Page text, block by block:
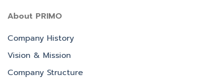
About PRIMO
Company History
Vision & Mission
Company Structure